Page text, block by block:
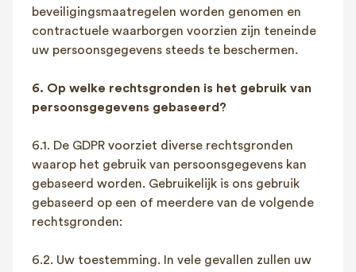
beveiligingsmaatregelen worden genomen en
contractuele waarborgen voorzien zijn teneinde
uw persoonsgegevens steeds te beschermen.
6. Op welke rechtsgronden is het gebruik van
persoonsgegevens gebaseerd?
6.1. De GDPR voorziet diverse rechtsgronden
waarop het gebruik van persoonsgegevens kan
gebaseerd worden. Gebruikelijk is ons gebruik
gebaseerd op een of meerdere van de volgende
rechtsgronden:
6.2. Uw toestemming. In vele gevallen zullen uw